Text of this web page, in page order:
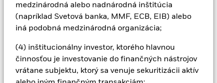
medzinárodná alebo nadnárodná inštitúcia
(napríklad Svetová banka, MMF, ECB, EIB) alebo
iná podobná medzinárodná organizácia;
(4) inštitucionálny investor, ktorého hlavnou
činnosťou je investovanie do finančných nástrojov
vrátane subjektu, ktorý sa venuje sekuritizácii aktív
V rozsahu, v akom fond vykonáva požičiavanie cenných
papierov s cieľom znížiť náklady, fond získa 62,5 % z
vytvorených súvisiacich príjmov a zvyšných 37,5 % získa
cenných papierov. Keďže rozdelenie výnosov z požičiavania
cenných papierov nezvyšuje náklady na prevádzku fondu,
bolo vylúčené z priebežných poplatkov.